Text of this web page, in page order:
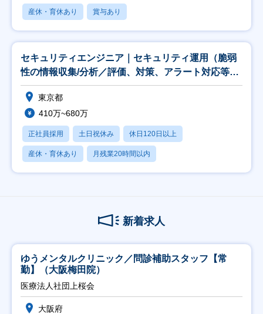
産休・育休あり 賞与あり
セキュリティエンジニア｜セキュリティ運用（脆弱
性の情報収集/分析／評価、対策、アラート対応等）
★CT
東京都
410万~680万
正社員採用 土日祝休み 休日120日以上
産休・育休あり 月残業20時間以内
新着求人
ゆうメンタルクリニック／問診補助スタッフ【常
勤】（大阪梅田院）
医療法人社団上桜会
大阪府